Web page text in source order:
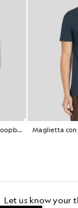
Felpa con cappuccio in cotone Loopback